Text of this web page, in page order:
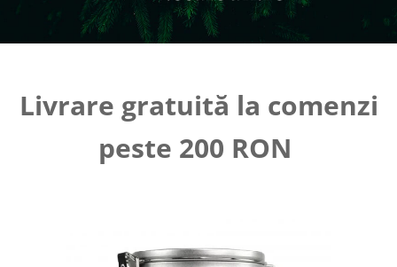
Livrare gratuită la comenzi
peste 200 RON